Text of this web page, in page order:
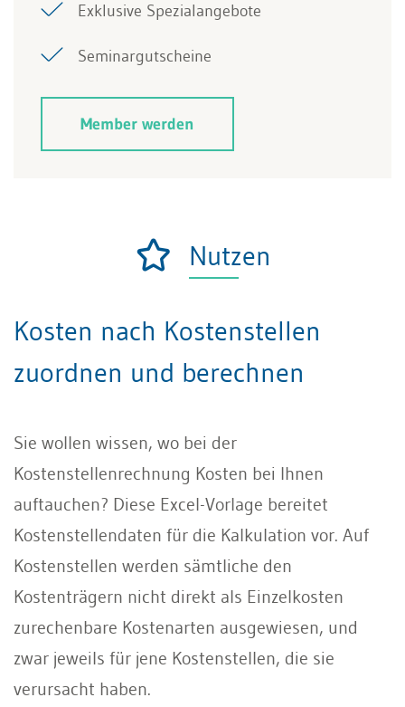
Exklusive Spezialangebote
Seminargutscheine
Member werden
Nutzen
Kosten nach Kostenstellen
zuordnen und berechnen
Sie wollen wissen, wo bei der
Kostenstellenrechnung Kosten bei Ihnen
auftauchen? Diese Excel-Vorlage bereitet
Kostenstellendaten für die Kalkulation vor. Auf
Kostenstellen werden sämtliche den
Kostenträgern nicht direkt als Einzelkosten
zurechenbare Kostenarten ausgewiesen, und
zwar jeweils für jene Kostenstellen, die sie
verursacht haben.